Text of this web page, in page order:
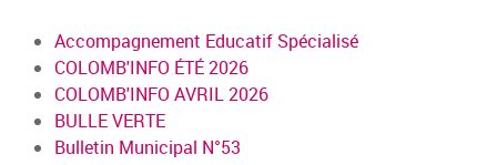
Accompagnement Educatif Spécialisé
COLOMB'INFO ÉTÉ 2026
COLOMB'INFO AVRIL 2026
BULLE VERTE
Bulletin Municipal N°53